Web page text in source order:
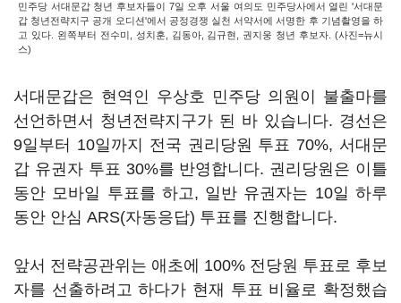
민주당 서대문갑 청년 후보자들이 7일 오후 서울 여의도 민주당사에서 열린 '서대문
갑 청년전략지구 공개 오디션'에서 공정경쟁 실천 서약서에 서명한 후 기념촬영을 하
고 있다. 왼쪽부터 전수미, 성치훈, 김동아, 김규현, 권지웅 청년 후보자. (사진=뉴시
스)
서대문갑은 현역인 우상호 민주당 의원이 불출마를
선언하면서 청년전략지구가 된 바 있습니다. 경선은
9일부터 10일까지 전국 권리당원 투표 70%, 서대문
갑 유권자 투표 30%를 반영합니다. 권리당원은 이틀
동안 모바일 투표를 하고, 일반 유권자는 10일 하루
동안 안심 ARS(자동응답) 투표를 진행합니다.
앞서 전략공관위는 애초에 100% 전당원 투표로 후보
자를 선출하려고 하다가 현재 투표 비율로 확정했습